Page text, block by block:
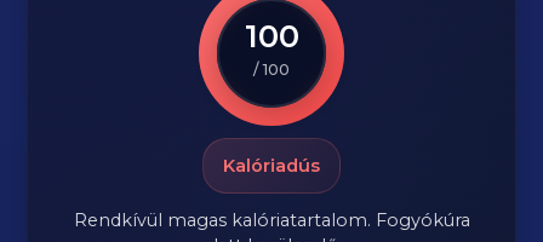
100
/ 100
Kalóriadús
Rendkívül magas kalóriatartalom. Fogyókúra